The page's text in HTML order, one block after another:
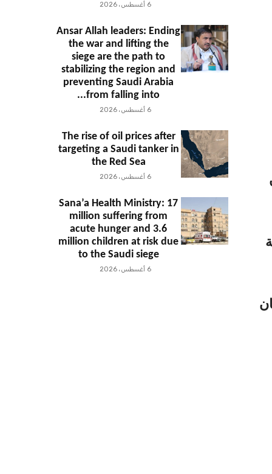
6 أغسطس، 2026
Ansar Allah leaders: Ending
the war and lifting the
siege are the path to
stabilizing the region and
preventing Saudi Arabia
from falling into...
6 أغسطس، 2026
The rise of oil prices after
targeting a Saudi tanker in
the Red Sea
6 أغسطس، 2026
Sana’a Health Ministry: 17
million suffering from
acute hunger and 3.6
million children at risk due
to the Saudi siege
6 أغسطس، 2026